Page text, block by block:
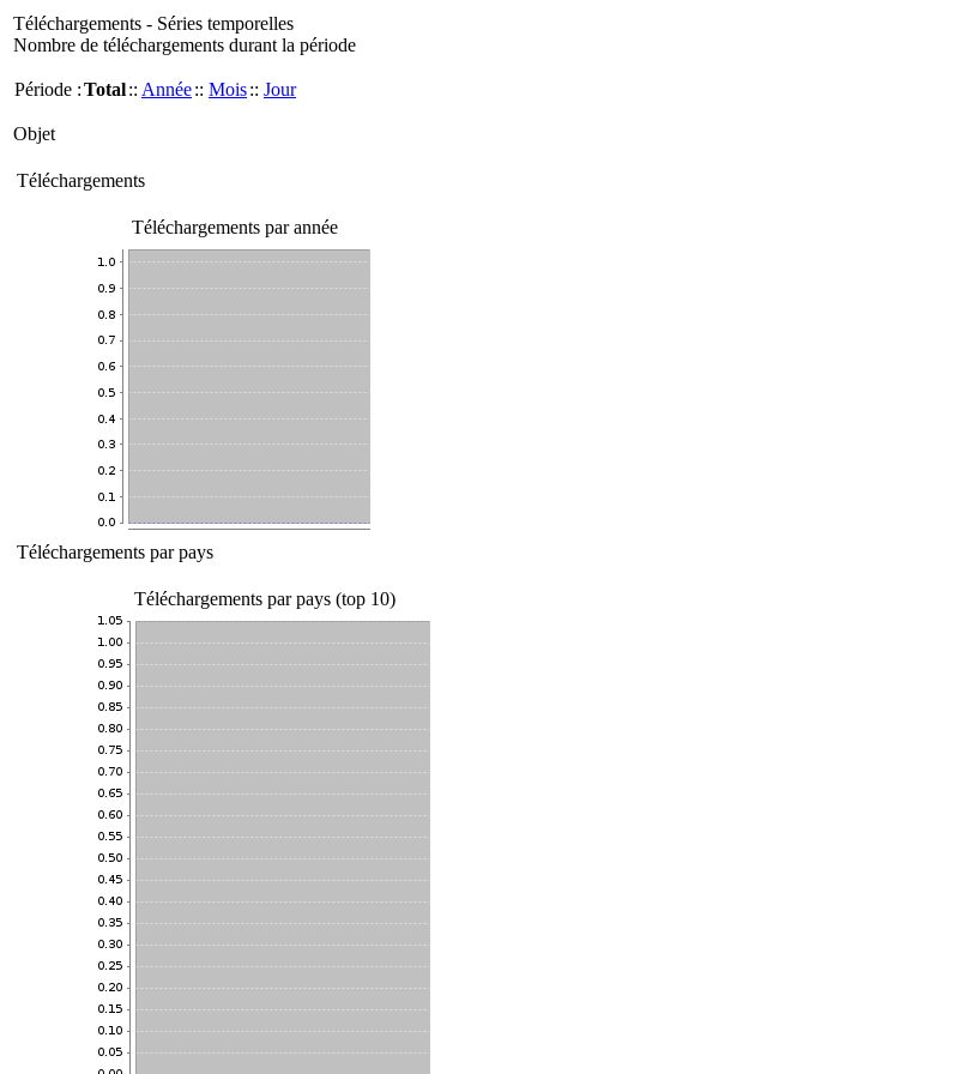
Téléchargements - Séries temporelles
Nombre de téléchargements durant la période
Période :Total:: Année:: Mois:: Jour
Objet
Téléchargements
Téléchargements par année
Téléchargements par pays
Téléchargements par pays (top 10)